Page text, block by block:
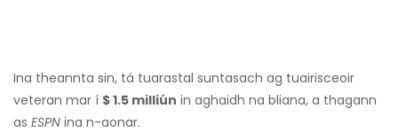
Ina theannta sin, tá tuarastal suntasach ag tuairisceoir
veteran mar í $ 1.5 milliún in aghaidh na bliana, a thagann
as ESPN ina n-aonar.